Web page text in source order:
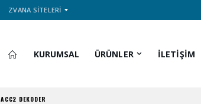
ZVANA SİTELERİ
KURUMSAL ÜRÜNLER İLETİŞİM
ACC2 DEKODER